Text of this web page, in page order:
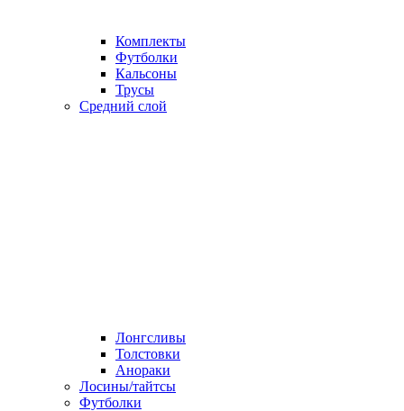
Комплекты
Футболки
Кальсоны
Трусы
Средний слой
Лонгсливы
Толстовки
Анораки
Лосины/тайтсы
Футболки